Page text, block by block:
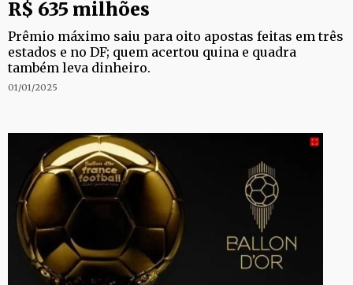
R$ 635 milhões
Prêmio máximo saiu para oito apostas feitas em três
estados e no DF; quem acertou quina e quadra
também leva dinheiro.
01/01/2025